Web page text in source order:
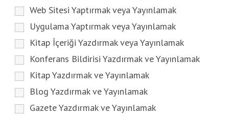
Web Sitesi Yaptırmak veya Yayınlamak
Uygulama Yaptırmak veya Yayınlamak
Kitap İçeriği Yazdırmak veya Yayınlamak
Konferans Bildirisi Yazdırmak ve Yayınlamak
Kitap Yazdırmak ve Yayınlamak
Blog Yazdırmak ve Yayınlamak
Gazete Yazdırmak ve Yayınlamak